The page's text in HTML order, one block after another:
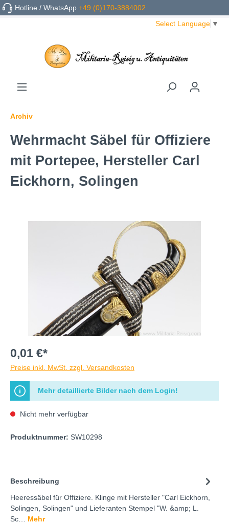
Hotline / WhatsApp+49 (0)170-3884002
Select Language ▼
Archiv
Wehrmacht Säbel für Offiziere
mit Portepee, Hersteller Carl
Eickhorn, Solingen
0,01 €*
Preise inkl. MwSt. zzgl. Versandkosten
Mehr detaillierte Bilder nach dem Login!
Nicht mehr verfügbar
Produktnummer: SW10298
Beschreibung
Heeressäbel für Offiziere. Klinge mit Hersteller "Carl Eickhorn,
Solingen, Solingen" und Lieferanten Stempel "W. &amp; L.
Sc… Mehr